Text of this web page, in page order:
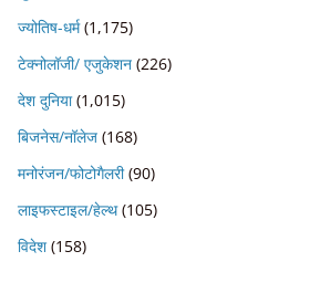
ज्योतिष-धर्म(1,175)
टेक्नोलॉजी/ एजुकेशन (226)
देश दुनिया(1,015)
बिजनेस/नॉलेज (168)
मनोरंजन/फोटोगैलरी(90)
लाइफस्टाइल/हेल्थ(105)
विदेश (158)